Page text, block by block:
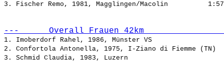
3. Fischer Remo, 1981, Magglingen/Macolin
---      Overall Frauen 42km
1. Imoberdorf Rahel, 1986, Münster VS
2. Confortola Antonella, 1975, I-Ziano di Fiemme (TN)
3. Schmid Claudia, 1983, Luzern